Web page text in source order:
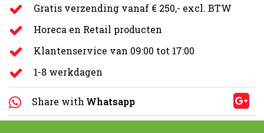
Gratis verzending vanaf € 250,- excl. BTW
Horeca en Retail producten
Klantenservice van 09:00 tot 17:00
1-8 werkdagen
Share with Whatsapp